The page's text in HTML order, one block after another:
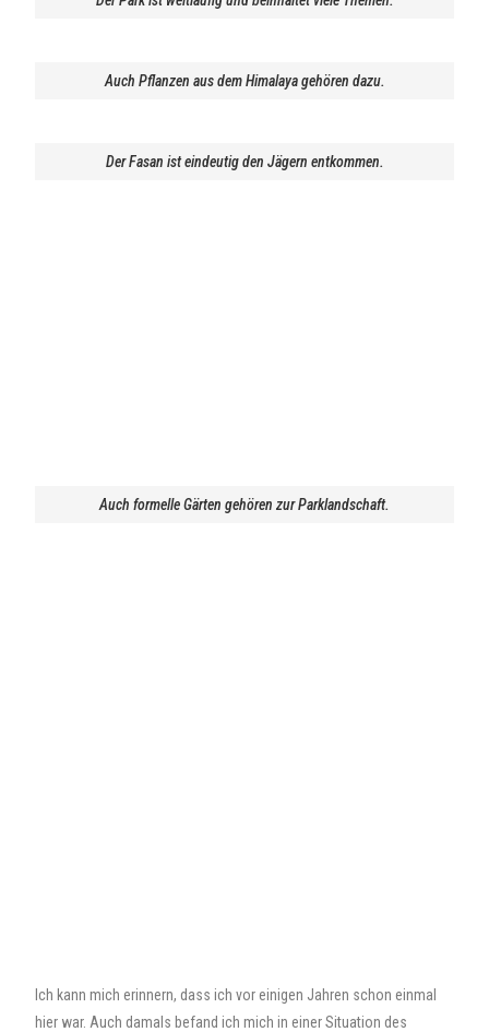
Auch Pflanzen aus dem Himalaya gehören dazu.
Der Fasan ist eindeutig den Jägern entkommen.
Auch formelle Gärten gehören zur Parklandschaft.
Ich kann mich erinnern, dass ich vor einigen Jahren schon einmal
hier war. Auch damals befand ich mich in einer Situation des